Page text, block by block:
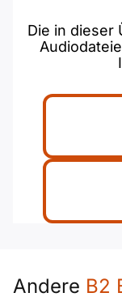
Die in dieser
Andere B2